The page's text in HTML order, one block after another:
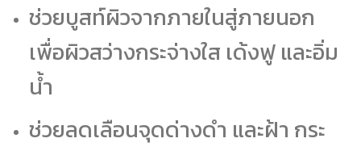
ช่วยบูสท์ผิวจากภายในสู่ภายนอก
เพื่อผิวสว่างกระจ่างใส เด้งฟู และอิ่ม
น้ำ
ช่วยลดเลือนจุดด่างดำ และฝ้า กระ